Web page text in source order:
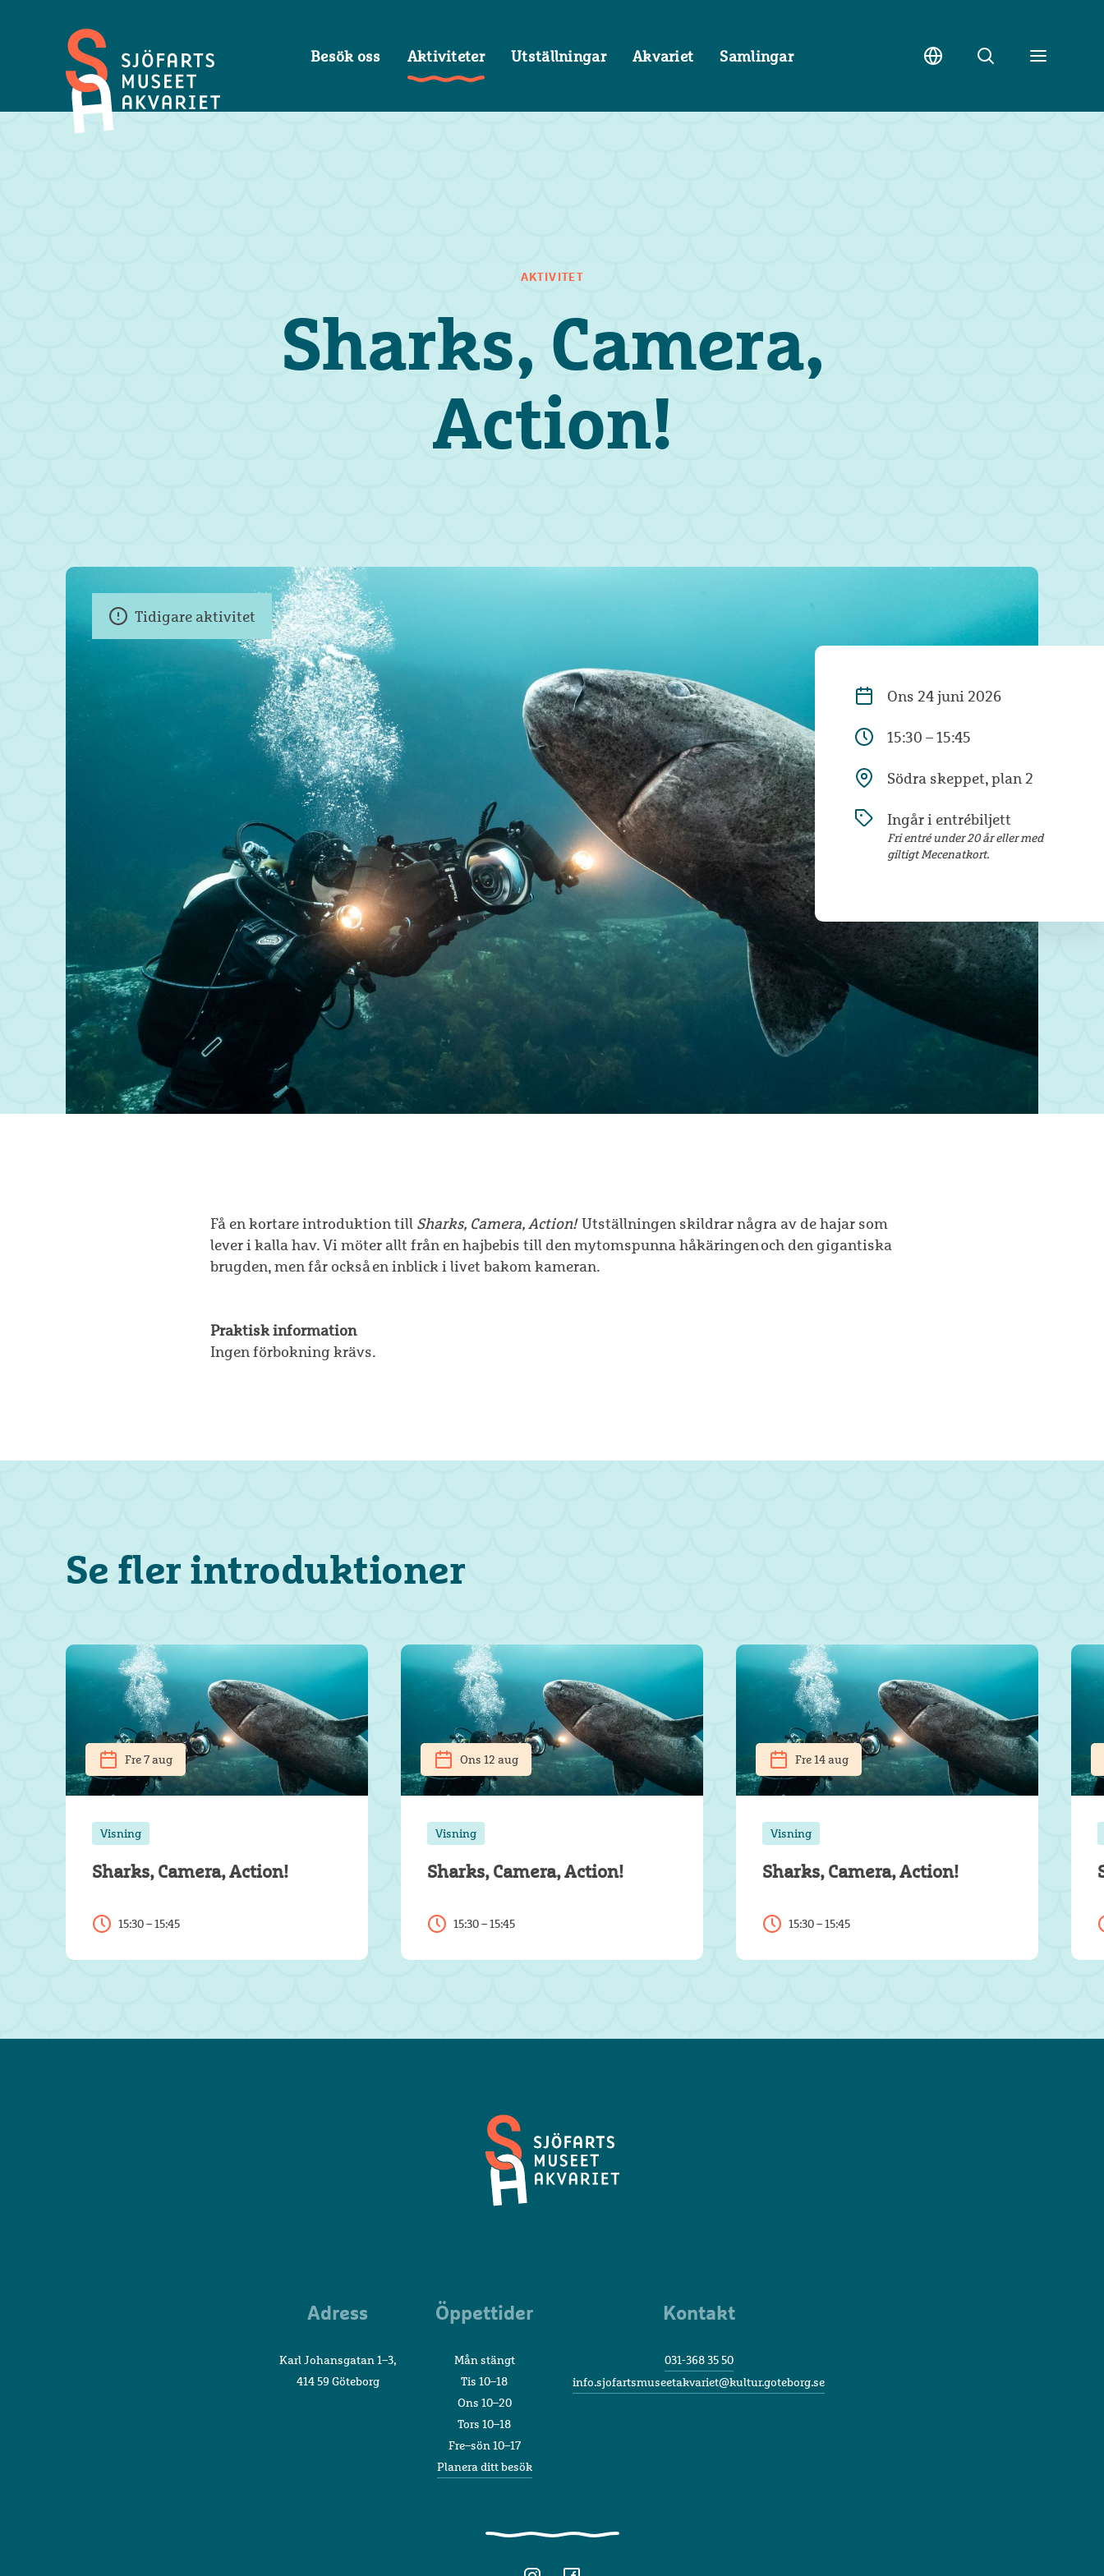
Sjöfartsmuseet
Akvariet
Besök oss Aktiviteter Utställningar Akvariet Samlingar Sök
Toggle
AKTIVITET
Sharks, Camera,
Action!
Tidigare aktivitet
Ons 24 juni 2026
15:30 – 15:45
Södra skeppet, plan 2
Ingår i entrébiljett
Fri entré under 20 år eller med
giltigt Mecenatkort.
Få en kortare introduktion till Sharks, Camera, Action!Utställningen skildrar några av de hajar som
lever i kalla hav. Vi möter allt från en hajbebis till den mytomspunna håkäringen och den gigantiska
brugden, men får också en inblick i livet bakom kameran.
Praktisk information
Ingen förbokning krävs.
Se fler introduktioner
Fre 7 aug
Visning
Sharks, Camera, Action!
15:30 – 15:45
Ons 12 aug
Visning
Sharks, Camera, Action!
15:30 – 15:45
Fre 14 aug
Visning
Sharks, Camera, Action!
15:30 – 15:45
Adress
Karl Johansgatan 1–3,
414 59 Göteborg
Öppettider
Mån stängt
Tis 10–18
Ons 10–20
Tors 10–18
Fre–sön 10–17
Planera ditt besök
Kontakt
031-368 35 50
info.sjofartsmuseetakvariet@kultur.goteborg.se